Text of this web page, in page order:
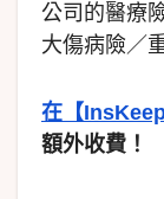
公司的醫療
大傷病險／
在【
額外收費！